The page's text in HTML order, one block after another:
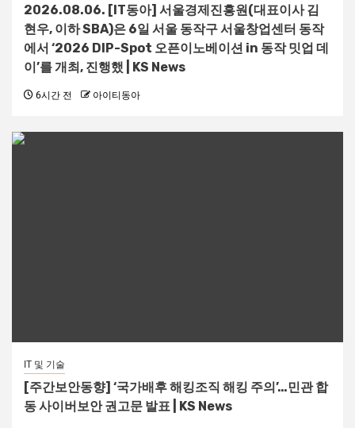
2026.08.06. [IT동아] 서울경제진흥원(대표이사 김
현우, 이하 SBA)은 6일 서울 동작구 서울창업센터 동작
에서 ‘2026 DIP-Spot 오픈이노베이션 in 동작 밋업 데
이’를 개최, 진행했 | KS News
6시간 전 아이티동아
IT 및 기술
[주간보안동향] ‘국가배후 해킹조직 해킹 주의’…민관 합
동 사이버보안 권고문 발표 | KS News